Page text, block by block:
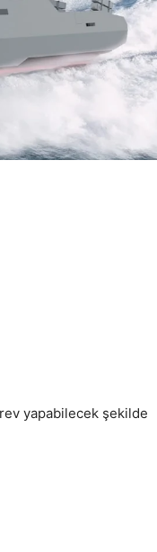
yapabilecek şekilde